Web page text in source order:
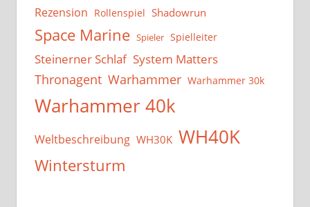
Rezension Rollenspiel Shadowrun
Space Marine Spieler Spielleiter
Steinerner Schlaf System Matters
Thronagent Warhammer Warhammer 30k
Warhammer 40k
Weltbeschreibung WH30K WH40K
Wintersturm